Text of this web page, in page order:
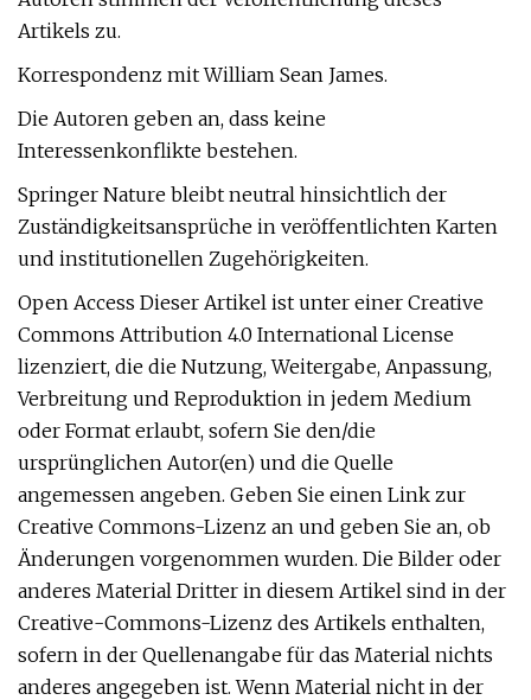
Artikels zu.
Korrespondenz mit William Sean James.
Die Autoren geben an, dass keine
Interessenkonflikte bestehen.
Springer Nature bleibt neutral hinsichtlich der
Zuständigkeitsansprüche in veröffentlichten Karten
und institutionellen Zugehörigkeiten.
Open Access Dieser Artikel ist unter einer Creative
Commons Attribution 4.0 International License
lizenziert, die die Nutzung, Weitergabe, Anpassung,
Verbreitung und Reproduktion in jedem Medium
oder Format erlaubt, sofern Sie den/die
ursprünglichen Autor(en) und die Quelle
angemessen angeben. Geben Sie einen Link zur
Creative Commons-Lizenz an und geben Sie an, ob
Änderungen vorgenommen wurden. Die Bilder oder
anderes Material Dritter in diesem Artikel sind in der
Creative-Commons-Lizenz des Artikels enthalten,
sofern in der Quellenangabe für das Material nichts
anderes angegeben ist. Wenn Material nicht in der